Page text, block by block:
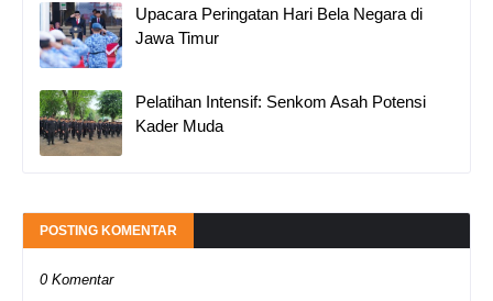
Upacara Peringatan Hari Bela Negara di
Jawa Timur
Pelatihan Intensif: Senkom Asah Potensi
Kader Muda
POSTING KOMENTAR
0 Komentar